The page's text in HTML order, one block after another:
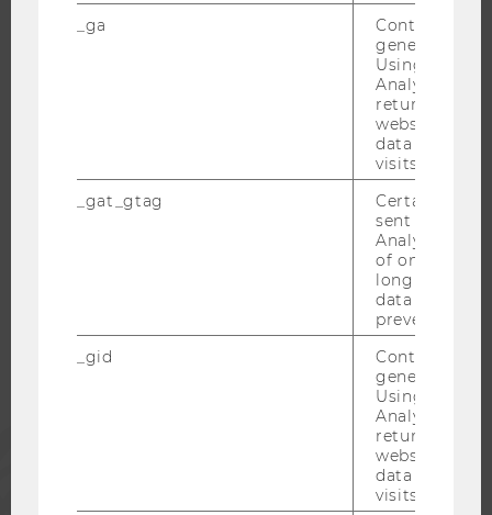
WELCOME SERVICES
ALUMNI
_ga
Contains a
generated
Using this
Analytics can
returning
website and
data from
visits.
_gat_gtag
Certain data
sent to
Analytics a
of once per
long as it is
data
prevented.
_gid
Contains a
generated
Using this
Analytics can
returning
website and
data from
visits.